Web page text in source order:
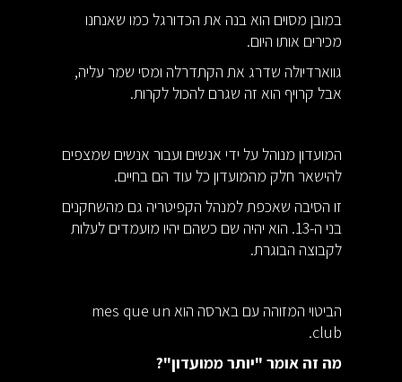
במובן מסוים הוא בנה את הכדורגל כמו שאנחנו
מכירים אותו היום.
גווארדיולה שדרג את הקתדרלה ומסי שמר עליה,
אבל קרויף הוא זה שגרם להכול לקרות.
המועדון מנוהל על ידי אנשים ועבור אנשים שמצפים
להישאר חלק מהמועדון כל עוד הם בחיים.
זו הסיבה שאכפת למנהל הקפיטריה גם מהשחקנים
בני ה-13. הוא יהיה שם כשהם יהיו מועמדים לעלות
לקבוצה הבוגרת.
הביטוי המזוהה עם בארסה הוא mes que un
club.
מה זה אומר "יותר ממועדון"?